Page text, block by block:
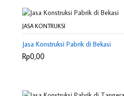
JASA KONTRUKSI
Jasa Konstruksi Pabrik di Bekasi
Rp0,00